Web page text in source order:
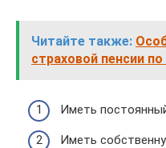
Читайте также:
страховой пенсии
Иметь
Иметь